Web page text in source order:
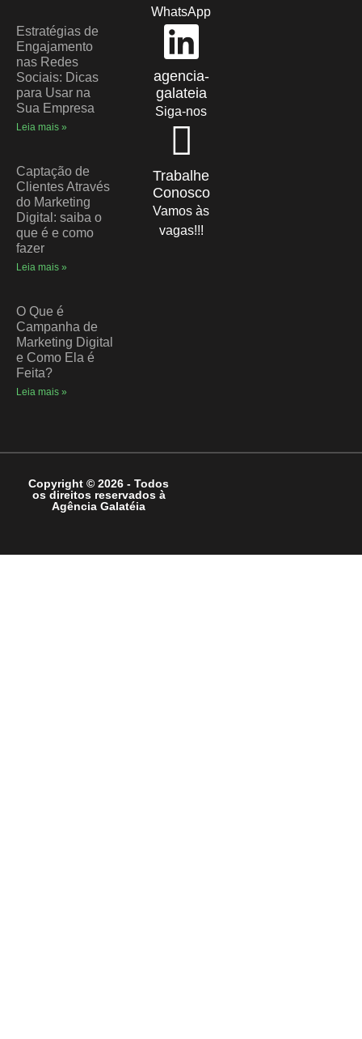
Estratégias de
Engajamento
nas Redes
Sociais: Dicas
para Usar na
Sua Empresa
Leia mais »
Captação de
Clientes Através
do Marketing
Digital: saiba o
que é e como
fazer
Leia mais »
O Que é
Campanha de
Marketing Digital
e Como Ela é
Feita?
Leia mais »
WhatsApp
agencia-
galateia
Siga-nos
Trabalhe
Conosco
Vamos às
vagas!!!
Copyright © 2026 - Todos
os direitos reservados à
Agência Galatéia